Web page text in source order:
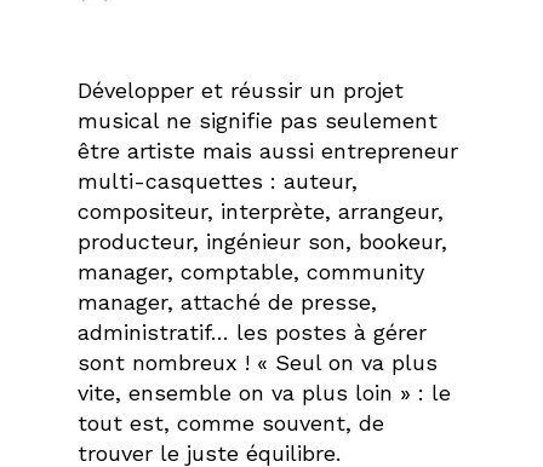
Développer et réussir un projet
musical ne signifie pas seulement
être artiste mais aussi entrepreneur
multi-casquettes : auteur,
compositeur, interprète, arrangeur,
producteur, ingénieur son, bookeur,
manager, comptable, community
manager, attaché de presse,
administratif… les postes à gérer
sont nombreux ! « Seul on va plus
vite, ensemble on va plus loin » : le
tout est, comme souvent, de
trouver le juste équilibre.